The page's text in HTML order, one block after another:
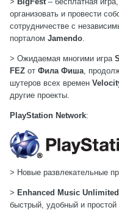
организовать и провести
сотрудничестве с
порталом Jamendo
> Ожидаемая многими игра
FEZ от Фила Фиша ,
шутеров всех времен
другие проекты.
PlayStation Network:
> Новые развлекательные
> Enhanced Music Unlimited
быстрый, удобный и